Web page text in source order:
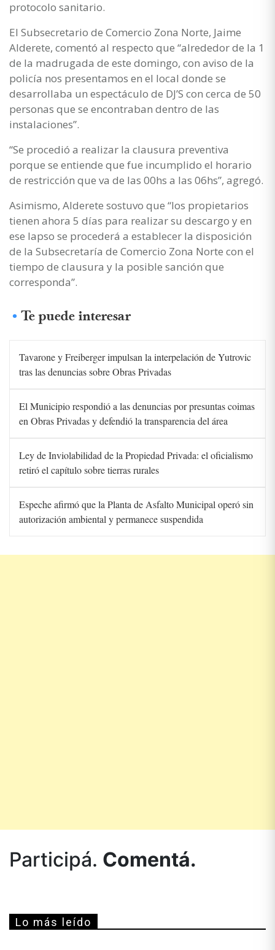
protocolo sanitario.
El Subsecretario de Comercio Zona Norte, Jaime
Alderete, comentó al respecto que “alrededor de la 1
de la madrugada de este domingo, con aviso de la
policía nos presentamos en el local donde se
desarrollaba un espectáculo de DJ’S con cerca de 50
personas que se encontraban dentro de las
instalaciones”.
“Se procedió a realizar la clausura preventiva
porque se entiende que fue incumplido el horario
de restricción que va de las 00hs a las 06hs”, agregó.
Asimismo, Alderete sostuvo que “los propietarios
tienen ahora 5 días para realizar su descargo y en
ese lapso se procederá a establecer la disposición
de la Subsecretaría de Comercio Zona Norte con el
tiempo de clausura y la posible sanción que
corresponda”.
Te puede interesar
Tavarone y Freiberger impulsan la interpelación de Yutrovic
tras las denuncias sobre Obras Privadas
El Municipio respondió a las denuncias por presuntas coimas
en Obras Privadas y defendió la transparencia del área
Ley de Inviolabilidad de la Propiedad Privada: el oficialismo
retiró el capítulo sobre tierras rurales
Espeche afirmó que la Planta de Asfalto Municipal operó sin
autorización ambiental y permanece suspendida
Participá. Comentá.
Lo más leído